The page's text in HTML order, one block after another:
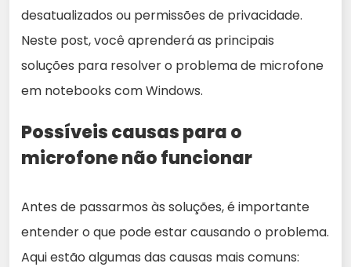
desatualizados ou permissões de privacidade.
Neste post, você aprenderá as principais
soluções para resolver o problema de microfone
em notebooks com Windows.
Possíveis causas para o
microfone não funcionar
Antes de passarmos às soluções, é importante
entender o que pode estar causando o problema.
Aqui estão algumas das causas mais comuns: